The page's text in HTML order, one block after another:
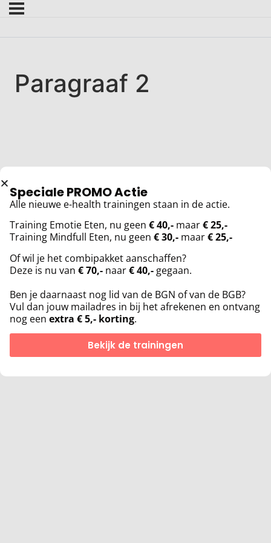
Paragraaf 2
Speciale PROMO Actie
Alle nieuwe e-health trainingen staan in de actie.
Training Emotie Eten, nu geen € 40,- maar€ 25,-
Training Mindfull Eten, nu geen € 30,- maar€ 25,-
Of wil je het combipakket aanschaffen?
Deze is nu van € 70,- naar€ 40,- gegaan.
Ben je daarnaast nog lid van de BGN of van de BGB?
Vul dan jouw mailadres in bij het afrekenen en ontvang
nog een extra € 5,- korting.
Bekijk de trainingen